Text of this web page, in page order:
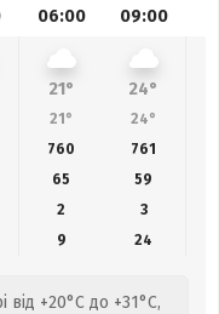
06:00 09:00
21° 24°
21° 24°
760 761
65 59
2
3
9 24
+20°C до +31°C,